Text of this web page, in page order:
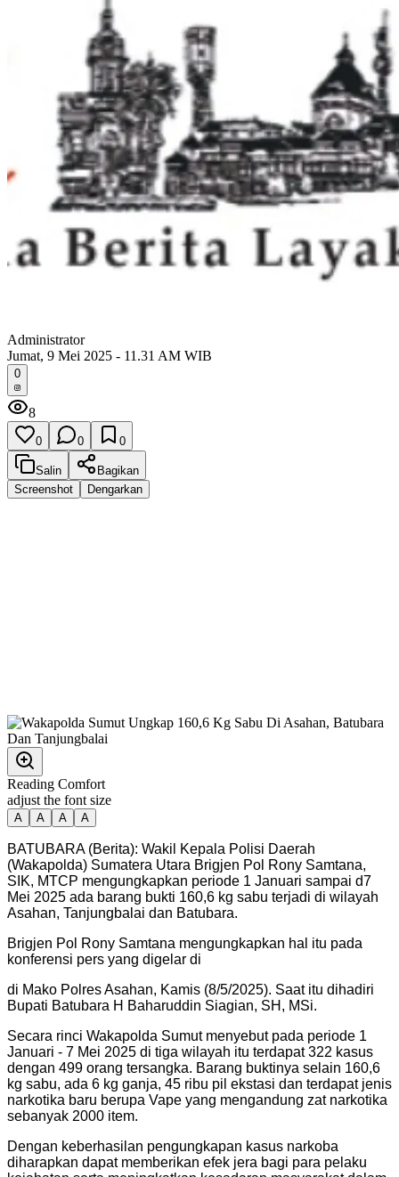
Administrator
Jumat, 9 Mei 2025 - 11.31 AM WIB
0
8
0 0 0
Salin
Bagikan
Screenshot
Dengarkan
Reading Comfort
adjust the font size
A A A A
BATUBARA (Berita): Wakil Kepala Polisi Daerah
(Wakapolda) Sumatera Utara Brigjen Pol Rony Samtana,
SIK, MTCP mengungkapkan periode 1 Januari sampai d7
Mei 2025 ada barang bukti 160,6 kg sabu terjadi di wilayah
Asahan, Tanjungbalai dan Batubara.
Brigjen Pol Rony Samtana mengungkapkan hal itu pada
konferensi pers yang digelar di
di Mako Polres Asahan, Kamis (8/5/2025). Saat itu dihadiri
Bupati Batubara H Baharuddin Siagian, SH, MSi.
Secara rinci Wakapolda Sumut menyebut pada periode 1
Januari - 7 Mei 2025 di tiga wilayah itu terdapat 322 kasus
dengan 499 orang tersangka. Barang buktinya selain 160,6
kg sabu, ada 6 kg ganja, 45 ribu pil ekstasi dan terdapat jenis
narkotika baru berupa Vape yang mengandung zat narkotika
sebanyak 2000 item.
Dengan keberhasilan pengungkapan kasus narkoba
diharapkan dapat memberikan efek jera bagi para pelaku